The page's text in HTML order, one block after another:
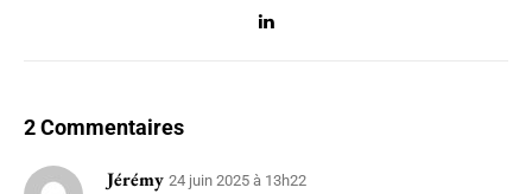
2 Commentaires
Jérémy 24 juin 2025 à 13h22